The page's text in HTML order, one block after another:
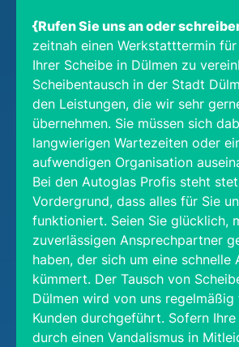
{Rufen Sie uns an oder
zeitnah einen Werkstatttermin
Ihrer Scheibe in Dülmen zu
Scheibentausch in der Stadt
den Leistungen, die wir sehr
übernehmen. Sie müssen sich
langwierigen Wartezeiten oder
aufwendigen Organisation
Bei den Autoglas Profis steht
Vordergrund, dass alles für Sie
funktioniert. Seien Sie glücklich,
zuverlässigen Ansprechpartner
haben, der sich um eine schnelle
kümmert. Der Tausch von
Dülmen wird von uns regelmäßig
Kunden durchgeführt. Sofern
durch einen Vandalismus in